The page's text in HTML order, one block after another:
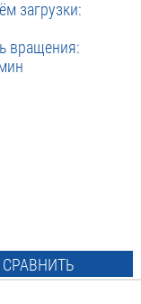
загрузки:
вращения:
СРАВНИТЬ